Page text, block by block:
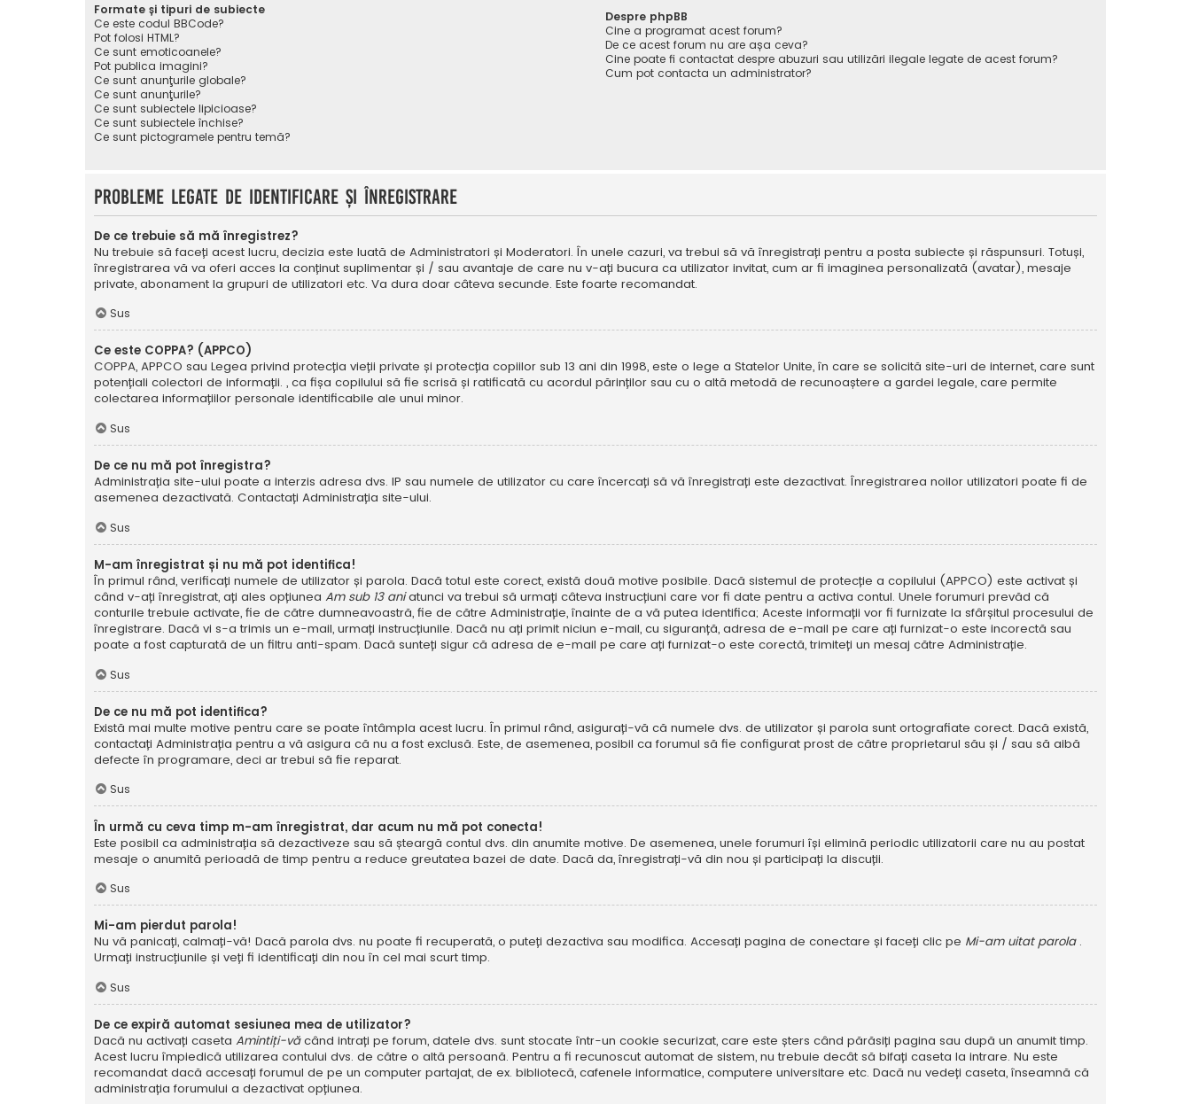
Formate și tipuri de subiecte
Ce este codul BBCode?
Pot folosi HTML?
Ce sunt emoticoanele?
Pot publica imagini?
Ce sunt anunţurile globale?
Ce sunt anunţurile?
Ce sunt subiectele lipicioase?
Ce sunt subiectele închise?
Ce sunt pictogramele pentru temă?
Despre phpBB
Cine a programat acest forum?
De ce acest forum nu are așa ceva?
Cine poate fi contactat despre abuzuri sau utilizări ilegale legate de acest forum?
Cum pot contacta un administrator?
Probleme legate de identificare și înregistrare
De ce trebuie să mă înregistrez?
Nu trebuie să faceți acest lucru, decizia este luată de Administratori și Moderatori. În unele cazuri, va trebui să vă înregistrați pentru a posta subiecte și răspunsuri. Totuși,
înregistrarea vă va oferi acces la conținut suplimentar și / sau avantaje de care nu v-ați bucura ca utilizator invitat, cum ar fi imaginea personalizată (avatar), mesaje
private, abonament la grupuri de utilizatori etc. Va dura doar câteva secunde. Este foarte recomandat.
Sus
Ce este COPPA? (APPCO)
COPPA, APPCO sau Legea privind protecția vieții private și protecția copiilor sub 13 ani din 1998, este o lege a Statelor Unite, în care se solicită site-uri de internet, care sunt
potențiali colectori de informații. , ca fișa copilului să fie scrisă și ratificată cu acordul părinților sau cu o altă metodă de recunoaștere a gardei legale, care permite
colectarea informațiilor personale identificabile ale unui minor.
Sus
De ce nu mă pot înregistra?
Administrația site-ului poate a interzis adresa dvs. IP sau numele de utilizator cu care încercați să vă înregistrați este dezactivat. Înregistrarea noilor utilizatori poate fi de
asemenea dezactivată. Contactați Administrația site-ului.
Sus
M-am înregistrat și nu mă pot identifica!
În primul rând, verificați numele de utilizator și parola. Dacă totul este corect, există două motive posibile. Dacă sistemul de protecție a copilului (APPCO) este activat și
când v-ați înregistrat, ați ales opțiunea Am sub 13 aniatunci va trebui să urmați câteva instrucțiuni care vor fi date pentru a activa contul. Unele forumuri prevăd că
conturile trebuie activate, fie de către dumneavoastră, fie de către Administrație, înainte de a vă putea identifica; Aceste informații vor fi furnizate la sfârșitul procesului de
înregistrare. Dacă vi s-a trimis un e-mail, urmați instrucțiunile. Dacă nu ați primit niciun e-mail, cu siguranță, adresa de e-mail pe care ați furnizat-o este incorectă sau
poate a fost capturată de un filtru anti-spam. Dacă sunteți sigur că adresa de e-mail pe care ați furnizat-o este corectă, trimiteți un mesaj către Administrație.
Sus
De ce nu mă pot identifica?
Există mai multe motive pentru care se poate întâmpla acest lucru. În primul rând, asigurați-vă că numele dvs. de utilizator și parola sunt ortografiate corect. Dacă există,
contactați Administrația pentru a vă asigura că nu a fost exclusă. Este, de asemenea, posibil ca forumul să fie configurat prost de către proprietarul său și / sau să aibă
defecte în programare, deci ar trebui să fie reparat.
Sus
În urmă cu ceva timp m-am înregistrat, dar acum nu mă pot conecta!
Este posibil ca administrația să dezactiveze sau să șteargă contul dvs. din anumite motive. De asemenea, unele forumuri își elimină periodic utilizatorii care nu au postat
mesaje o anumită perioadă de timp pentru a reduce greutatea bazei de date. Dacă da, înregistrați-vă din nou și participați la discuții.
Sus
Mi-am pierdut parola!
Nu vă panicați, calmați-vă! Dacă parola dvs. nu poate fi recuperată, o puteți dezactiva sau modifica. Accesați pagina de conectare și faceți clic pe Mi-am uitat parola .
Urmați instrucțiunile și veți fi identificați din nou în cel mai scurt timp.
Sus
De ce expiră automat sesiunea mea de utilizator?
Dacă nu activați caseta Amintiți-văcând intrați pe forum, datele dvs. sunt stocate într-un cookie securizat, care este șters când părăsiți pagina sau după un anumit timp.
Acest lucru împiedică utilizarea contului dvs. de către o altă persoană. Pentru a fi recunoscut automat de sistem, nu trebuie decât să bifați caseta la intrare. Nu este
recomandat dacă accesați forumul de pe un computer partajat, de ex. bibliotecă, cafenele informatice, computere universitare etc. Dacă nu vedeți caseta, înseamnă că
administrația forumului a dezactivat opțiunea.